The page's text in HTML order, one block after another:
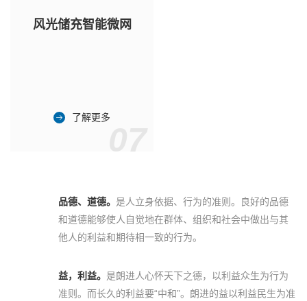
风光储充智能微网
了解更多
品德、道德。 是人立身依据、行为的准则。良好的品德
和道德能够使人自觉地在群体、组织和社会中做出与其
他人的利益和期待相一致的行为。
益，利益。 是朗进人心怀天下之德，以利益众生为行为
准则。而长久的利益要“中和”。朗进的益以利益民生为准